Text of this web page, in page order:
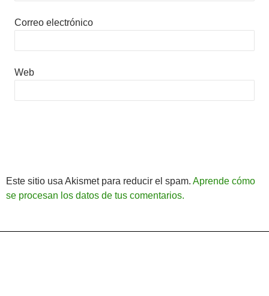
Correo electrónico
Web
Este sitio usa Akismet para reducir el spam. Aprende cómo
se procesan los datos de tus comentarios.